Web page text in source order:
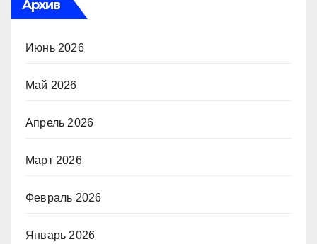
Архив
Июнь 2026
Май 2026
Апрель 2026
Март 2026
Февраль 2026
Январь 2026